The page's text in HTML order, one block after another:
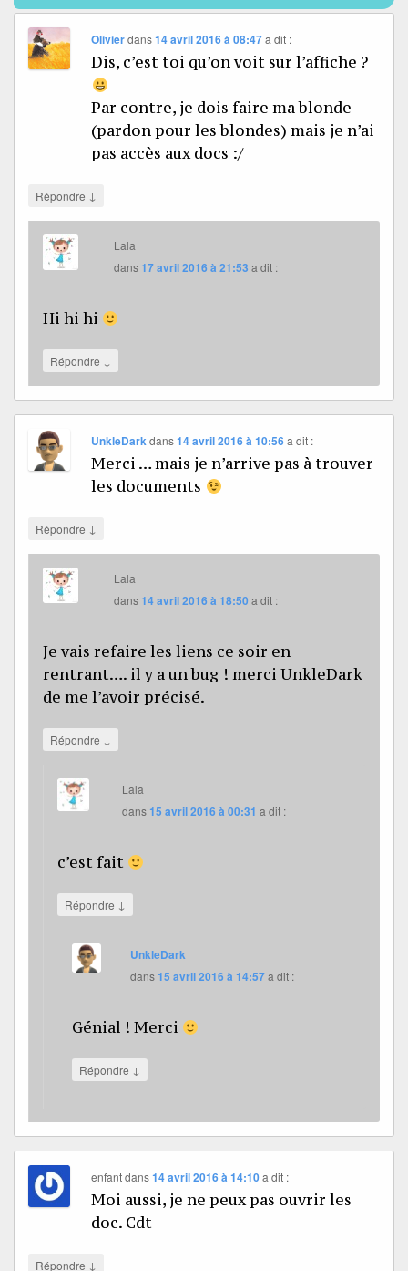
Olivierdans14 avril 2016 à 08:47 a dit :
Dis, c’est toi qu’on voit sur l’affiche ?
Par contre, je dois faire ma blonde
(pardon pour les blondes) mais je n’ai
pas accès aux docs :/
Répondre ↓
Lala
dans17 avril 2016 à 21:53 a dit :
Hi hi hi
Répondre ↓
UnkleDarkdans14 avril 2016 à 10:56 a dit :
Merci … mais je n’arrive pas à trouver
les documents
Répondre ↓
Lala
dans14 avril 2016 à 18:50 a dit :
Je vais refaire les liens ce soir en
rentrant…. il y a un bug ! merci UnkleDark
de me l’avoir précisé.
Répondre ↓
Lala
dans15 avril 2016 à 00:31 a dit :
c’est fait
Répondre ↓
UnkleDark
dans15 avril 2016 à 14:57 a dit :
Génial ! Merci
Répondre ↓
enfantdans14 avril 2016 à 14:10 a dit :
Moi aussi, je ne peux pas ouvrir les
doc. Cdt
Répondre ↓